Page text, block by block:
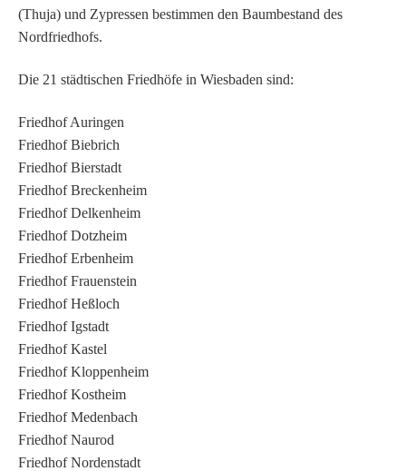
(Thuja) und Zypressen bestimmen den Baumbestand des
Nordfriedhofs.
Die 21 städtischen Friedhöfe in Wiesbaden sind:
Friedhof Auringen
Friedhof Biebrich
Friedhof Bierstadt
Friedhof Breckenheim
Friedhof Delkenheim
Friedhof Dotzheim
Friedhof Erbenheim
Friedhof Frauenstein
Friedhof Heßloch
Friedhof Igstadt
Friedhof Kastel
Friedhof Kloppenheim
Friedhof Kostheim
Friedhof Medenbach
Friedhof Naurod
Friedhof Nordenstadt